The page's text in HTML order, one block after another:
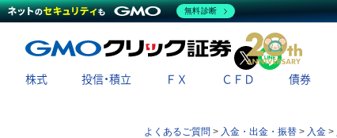
X
株式 投信・積立 ＦＸ ＣＦＤ 債券
よくあるご質問 > 入金・出金・振替 > 入金 >
無料診断